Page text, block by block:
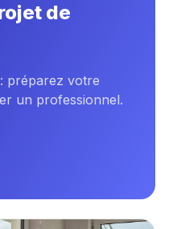
de
préparez votre
un professionnel.